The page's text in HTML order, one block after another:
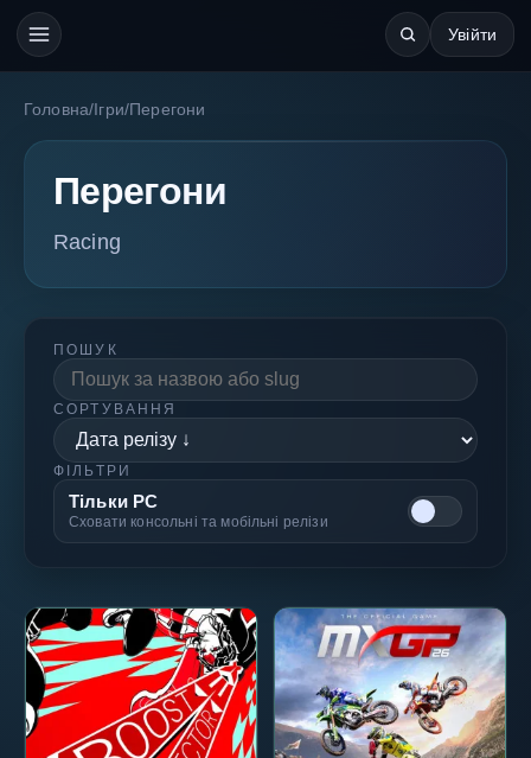
Увійти
Головна/ Ігри/Перегони
Перегони
Racing
ПОШУК
СОРТУВАННЯ
ФІЛЬТРИ
Тільки PC
Сховати консольні та мобільні релізи